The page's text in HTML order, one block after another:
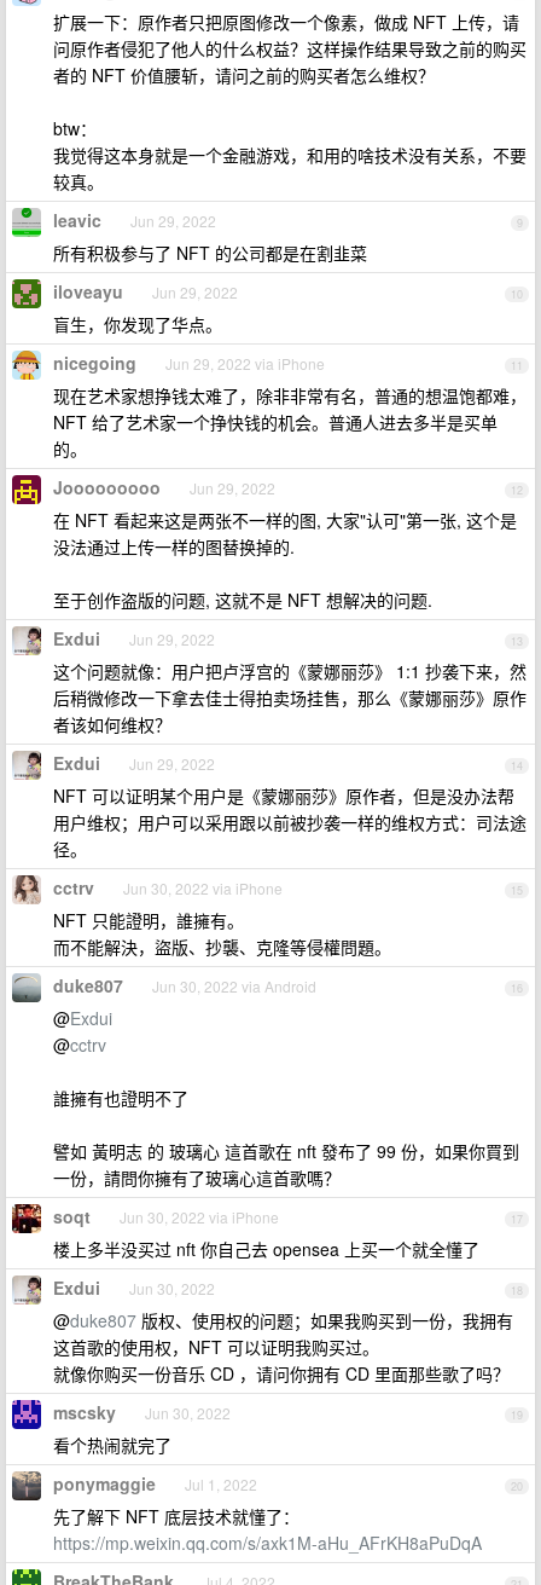
扩展一下：原作者只把原图修改一个像素，做成 NFT 上传，请
问原作者侵犯了他人的什么权益？这样操作结果导致之前的购买
者的 NFT 价值腰斩，请问之前的购买者怎么维权？
btw：
我觉得这本身就是一个金融游戏，和用的啥技术没有关系，不要
较真。
9
leavic Jun 29, 2022
所有积极参与了 NFT 的公司都是在割韭菜
10
iloveayu Jun 29, 2022
盲生，你发现了华点。
11
nicegoing Jun 29, 2022 via iPhone
现在艺术家想挣钱太难了，除非非常有名，普通的想温饱都难，
NFT 给了艺术家一个挣快钱的机会。普通人进去多半是买单
的。
12
Jooooooooo Jun 29, 2022
在 NFT 看起来这是两张不一样的图, 大家"认可"第一张, 这个是
没法通过上传一样的图替换掉的.
至于创作盗版的问题, 这就不是 NFT 想解决的问题.
13
Exdui Jun 29, 2022
这个问题就像：用户把卢浮宫的《蒙娜丽莎》 1:1 抄袭下来，然
后稍微修改一下拿去佳士得拍卖场挂售，那么《蒙娜丽莎》原作
者该如何维权？
14
Exdui Jun 29, 2022
NFT 可以证明某个用户是《蒙娜丽莎》原作者，但是没办法帮
用户维权；用户可以采用跟以前被抄袭一样的维权方式：司法途
径。
15
cctrv Jun 30, 2022 via iPhone
NFT 只能證明，誰擁有。
而不能解決，盜版、抄襲、克隆等侵權問題。
16
duke807 Jun 30, 2022 via Android
@Exdui
@cctrv
誰擁有也證明不了
譬如 黃明志 的 玻璃心 這首歌在 nft 發布了 99 份，如果你買到
一份，請問你擁有了玻璃心這首歌嗎？
17
soqt Jun 30, 2022 via iPhone
楼上多半没买过 nft 你自己去 opensea 上买一个就全懂了
18
Exdui Jun 30, 2022
@duke807 版权、使用权的问题；如果我购买到一份，我拥有
这首歌的使用权，NFT 可以证明我购买过。
就像你购买一份音乐 CD ，请问你拥有 CD 里面那些歌了吗？
19
mscsky Jun 30, 2022
看个热闹就完了
20
ponymaggie Jul 1, 2022
先了解下 NFT 底层技术就懂了：
https://mp.weixin.qq.com/s/axk1M-aHu_AFrKH8aPuDqA